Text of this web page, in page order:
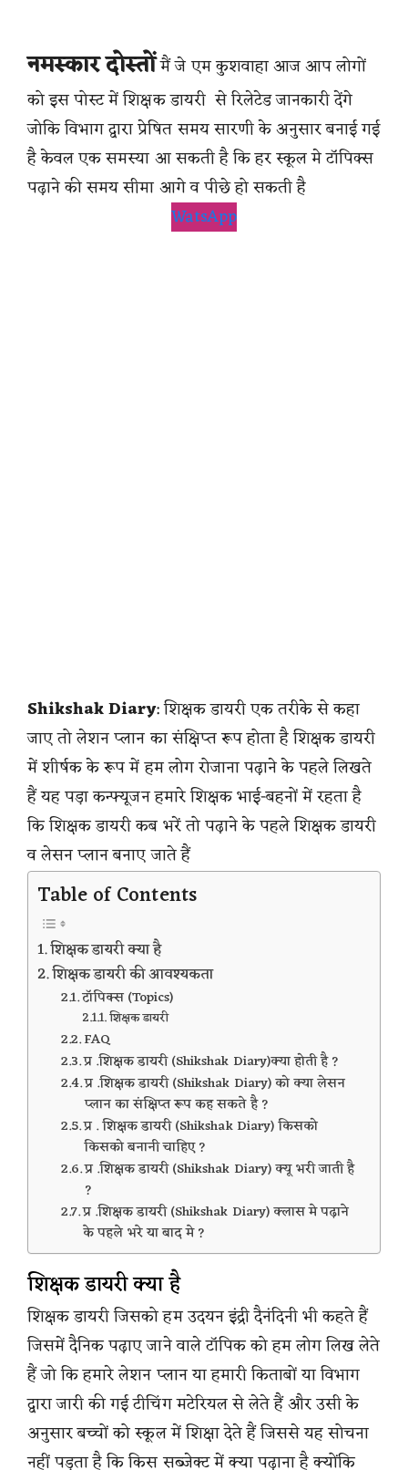
नमस्कार दोस्तोंमैं जे एम कुशवाहा आज आप लोगों
को इस पोस्ट में शिक्षक डायरी से रिलेटेड जानकारी देंगे
जोकि विभाग द्वारा प्रेषित समय सारणी के अनुसार बनाई गई
है केवल एक समस्या आ सकती है कि हर स्कूल मे टॉपिक्स
पढ़ाने की समय सीमा आगे व पीछे हो सकती है
WatsApp
Shikshak Diary: शिक्षक डायरी एक तरीके से कहा
जाए तो लेशन प्लान का संक्षिप्त रूप होता है शिक्षक डायरी
में शीर्षक के रूप में हम लोग रोजाना पढ़ाने के पहले लिखते
हैं यह पड़ा कन्फ्यूजन हमारे शिक्षक भाई-बहनों में रहता है
कि शिक्षक डायरी कब भरें तो पढ़ाने के पहले शिक्षक डायरी
व लेसन प्लान बनाए जाते हैं
Table of Contents
शिक्षक डायरी क्या है
शिक्षक डायरी की आवश्यकता
टॉपिक्स (Topics)
शिक्षक डायरी
FAQ
प्र .शिक्षक डायरी (Shikshak Diary)क्या होती है ?
प्र .शिक्षक डायरी (Shikshak Diary) को क्या लेसन
प्लान का संक्षिप्त रूप कह सकते है ?
प्र . शिक्षक डायरी (Shikshak Diary) किसको
किसको बनानी चाहिए ?
प्र .शिक्षक डायरी (Shikshak Diary) क्यू भरी जाती है
?
प्र .शिक्षक डायरी (Shikshak Diary) क्लास मे पढ़ाने
के पहले भरे या बाद मे ?
शिक्षक डायरी क्या है
शिक्षक डायरी जिसको हम उदयन इंद्री दैनंदिनी भी कहते हैं
जिसमें दैनिक पढ़ाए जाने वाले टॉपिक को हम लोग लिख लेते
हैं जो कि हमारे लेशन प्लान या हमारी किताबों या विभाग
द्वारा जारी की गई टीचिंग मटेरियल से लेते हैं और उसी के
अनुसार बच्चों को स्कूल में शिक्षा देते हैं जिससे यह सोचना
नहीं पड़ता है कि किस सब्जेक्ट में क्या पढ़ाना है क्योंकि